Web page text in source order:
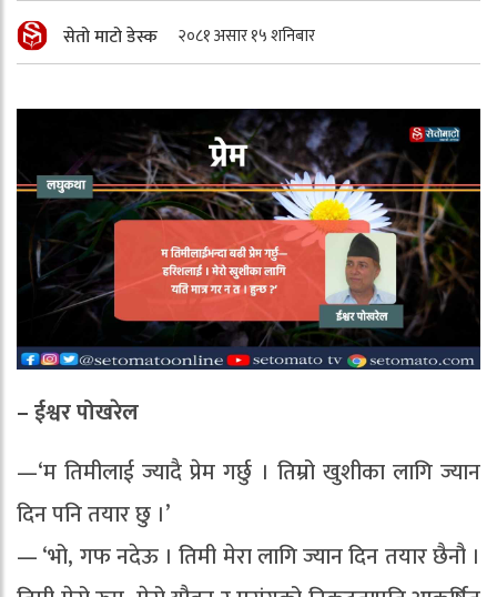
सेतो माटो डेस्क २०८१ असार १५ शनिबार
– ईश्वर पोखरेल
—‘म तिमीलाई ज्यादै प्रेम गर्छु । तिम्रो खुशीका लागि ज्यान
दिन पनि तयार छु ।’
— ‘भो, गफ नदेऊ । तिमी मेरा लागि ज्यान दिन तयार छैनौ ।